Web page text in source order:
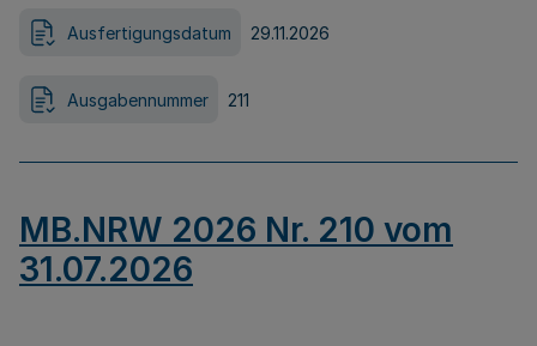
Ausfertigungsdatum 29.11.2026
Ausgabennummer 211
MB.NRW 2026 Nr. 210 vom
31.07.2026